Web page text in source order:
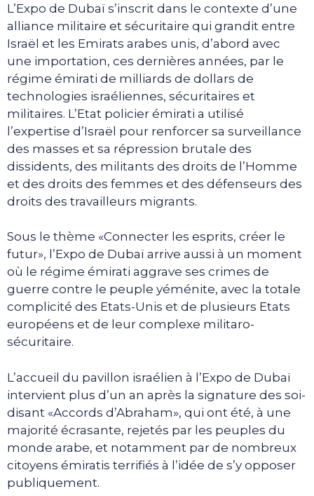
L’Expo de Dubaï s’inscrit dans le contexte d’une
alliance militaire et sécuritaire qui grandit entre
Israël et les Emirats arabes unis, d’abord avec
une importation, ces dernières années, par le
régime émirati de milliards de dollars de
technologies israéliennes, sécuritaires et
militaires. L’Etat policier émirati a utilisé
l’expertise d’Israël pour renforcer sa surveillance
des masses et sa répression brutale des
dissidents, des militants des droits de l’Homme
et des droits des femmes et des défenseurs des
droits des travailleurs migrants.
Sous le thème «Connecter les esprits, créer le
futur», l’Expo de Dubaï arrive aussi à un moment
où le régime émirati aggrave ses crimes de
guerre contre le peuple yéménite, avec la totale
complicité des Etats-Unis et de plusieurs Etats
européens et de leur complexe militaro-
sécuritaire.
L’accueil du pavillon israélien à l’Expo de Dubaï
intervient plus d’un an après la signature des soi-
disant «Accords d’Abraham», qui ont été, à une
majorité écrasante, rejetés par les peuples du
monde arabe, et notamment par de nombreux
citoyens émiratis terrifiés à l’idée de s’y opposer
publiquement.